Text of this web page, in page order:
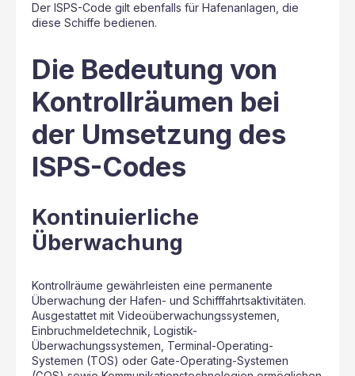
Der ISPS-Code gilt ebenfalls für Hafenanlagen, die
diese Schiffe bedienen.
Die Bedeutung von
Kontrollräumen bei
der Umsetzung des
ISPS-Codes
Kontinuierliche
Überwachung
Kontrollräume gewährleisten eine permanente
Überwachung der Hafen- und Schifffahrtsaktivitäten.
Ausgestattet mit Videoüberwachungssystemen,
Einbruchmeldetechnik, Logistik-
Überwachungssystemen, Terminal-Operating-
Systemen (TOS) oder Gate-Operating-Systemen